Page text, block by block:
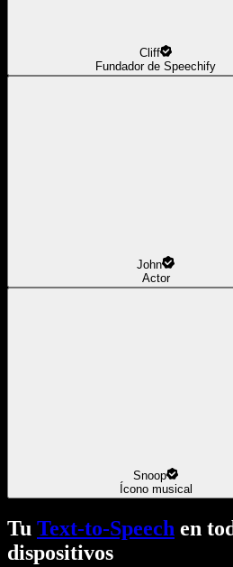
Cliff
Fundador de Speechify
John
Actor
Snoop
Ícono musical
Tu Text-to-Speech en
dispositivos